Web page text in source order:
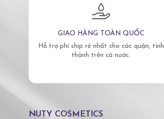
GIAO HÀNG TOÀN QUỐC
Hỗ trợ phí ship rẻ nhất cho các quận, tỉnh
thành trên cả nước.
NUTY COSMETICS